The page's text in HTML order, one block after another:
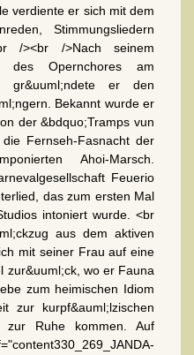
verdiente er sich mit dem
Stimmungsliedern
/><br />Nach seinem
des Opernchores am
gr&uuml;ndete er den
Bekannt wurde er
der &bdquo;Tramps vun
Fernseh-Fasnacht der
Ahoi-Marsch.
Feuerio
das zum ersten Mal
intoniert wurde. <br
aus dem aktiven
mit seiner Frau auf eine
zur&uuml;ck, wo er Fauna
zum heimischen Idiom
zur kurpf&auml;lzischen
zur Ruhe kommen. Auf